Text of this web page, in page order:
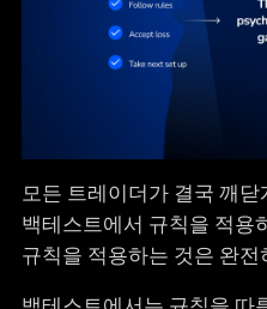
모든 트레이더가 결국 깨
백테스트에서 규칙을 적용
규칙을 적용하는 것은 완